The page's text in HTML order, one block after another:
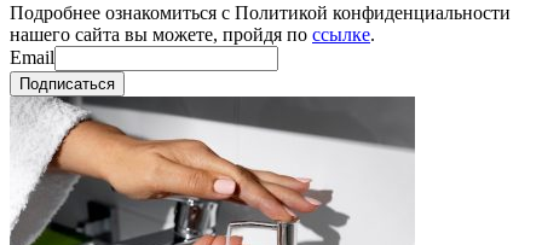
Подробнее ознакомиться с Политикой конфиденциальности
нашего сайта вы можете, пройдя по ссылке.
Email
Подписаться